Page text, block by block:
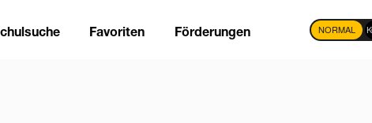
Favoriten Förderungen NORMAL